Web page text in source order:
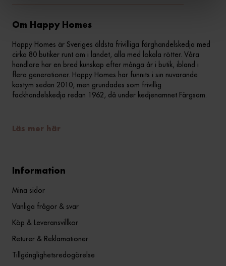
Om Happy Homes
Happy Homes är Sveriges äldsta frivilliga färghandelskedja med
cirka 80 butiker runt om i landet, alla med lokala rötter. Våra
handlare har en bred kunskap efter många år i butik, ibland i
flera generationer. Happy Homes har funnits i sin nuvarande
kostym sedan 2010, men grundades som frivillig
fackhandelskedja redan 1962, då under kedjenamnet Färgsam.
Läs mer här
Information
Mina sidor
Vanliga frågor & svar
Köp & Leveransvillkor
Returer & Reklamationer
Tillgänglighetsredogörelse